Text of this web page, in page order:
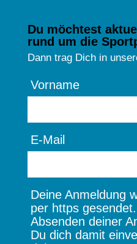
Du möchtest
rund um die
Dann trag Dich in
Vorname
E-Mail
Deine Anmeldung
per https
Absenden deiner
Du dich damit